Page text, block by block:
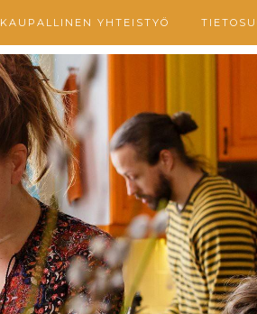
KAUPALLINEN YHTEISTYÖ